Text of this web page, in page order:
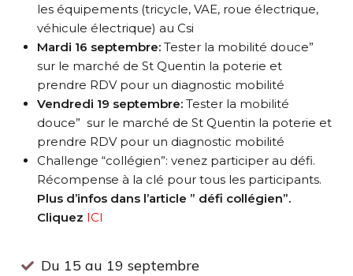
les équipements (tricycle, VAE, roue électrique,
véhicule électrique) au Csi
Mardi 16 septembre: Tester la mobilité douce”
sur le marché de St Quentin la poterie et
prendre RDV pour un diagnostic mobilité
Vendredi 19 septembre:Tester la mobilité
douce” sur le marché de St Quentin la poterie et
prendre RDV pour un diagnostic mobilité
Challenge “collégien”: venez participer au défi.
Récompense à la clé pour tous les participants.
Plus d’infos dans l’article ” défi collégien”.
Cliquez ICI
Du 15 au 19 septembre